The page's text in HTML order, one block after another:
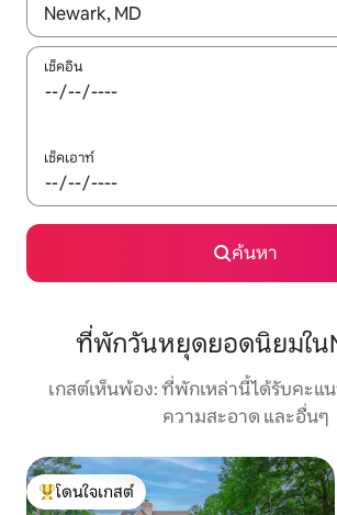
ใช้ลูกศรขึ้นลง หรือใช้การสัมผัสหรือปัด เพื่อส
เช็คอิน
เช็คเอาท์
ค้นหา
ที่พักวันหยุดยอดนิยมใน
เกสต์เห็นพ้อง: ที่พักเหล่านี้ได้รับคะแ
ความสะอาด และอื่นๆ
โดนใจเกสต์ที่สุด
โดนใจเกสต์